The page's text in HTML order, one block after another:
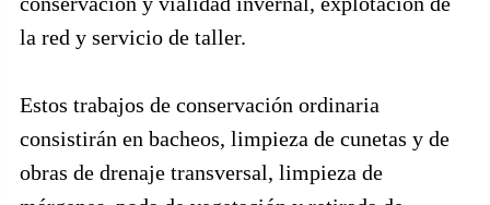
la red y servicio de taller.
Estos trabajos de conservación ordinaria
consistirán en bacheos, limpieza de cunetas y de
obras de drenaje transversal, limpieza de